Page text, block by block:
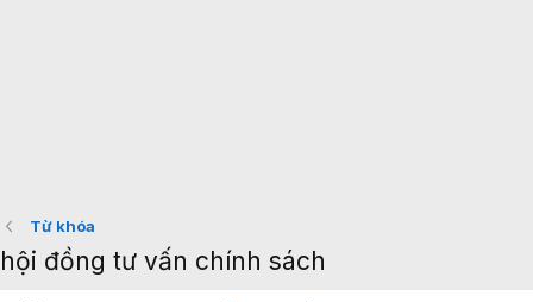
Từ khóa
hội đồng tư vấn chính sách